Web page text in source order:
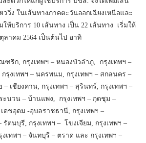
ววิ่ง ในเส้นทางภาคตะวันออกเฉียงเหนือและ
ห้บริการ 10 เส้นทาง เป็น 22 เส้นทาง เริ่มให้
ลาคม 2564 เป็นต้นไป อาทิ
ฑริก, กรุงเทพฯ – หนองบัวลำภู, กรุงเทพฯ –
รุงเทพฯ – นครพนม, กรุงเทพฯ – สกลนคร –
– เชียงคาน, กรุงเทพฯ – สุรินทร์, กรุงเทพฯ –
ะนวน – บ้านแพง, กรุงเทพฯ – กุดชุม –
ดชอุดม -อุบลราชธานี, กรุงเทพฯ –
รัตนบุรี, กรุงเทพฯ – โขงเจียม, กรุงเทพฯ –
งเทพฯ – จันทบุรี – ตราด และ กรุงเทพฯ –